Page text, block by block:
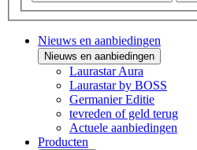
Nieuws en aanbiedingen
Nieuws en aanbiedingen
Laurastar Aura
Laurastar by BOSS
Germanier Editie
tevreden of geld terug
Actuele aanbiedingen
Producten